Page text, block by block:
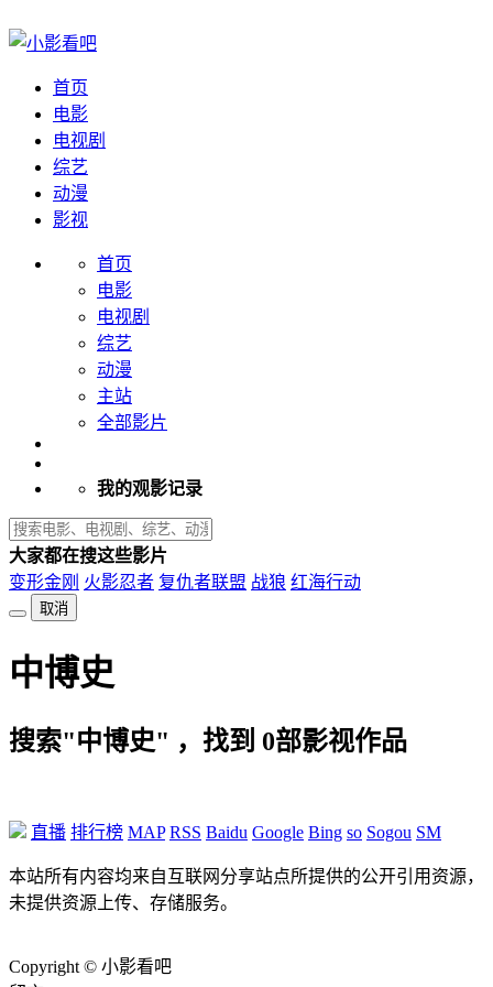
首页
电影
电视剧
综艺
动漫
影视
首页
电影
电视剧
综艺
动漫
主站
全部影片
我的观影记录
大家都在搜这些影片
变形金刚 火影忍者 复仇者联盟 战狼 红海行动
取消
中博史
搜索"中博史" ，找到 0部影视作品
直播 排行榜 MAP RSS Baidu Google Bing so Sogou SM
本站所有内容均来自互联网分享站点所提供的公开引用资源，
未提供资源上传、存储服务。
Copyright © 小影看吧